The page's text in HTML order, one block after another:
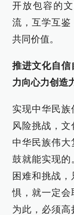
开放包容的
流，互学互鉴
共同价值。
推进文化自信
力向心力创造
实现中华民族
风险挑战，文
中华民族伟
鼓就能实现的
困难和挑战
惧，就一定会
为此，必须高